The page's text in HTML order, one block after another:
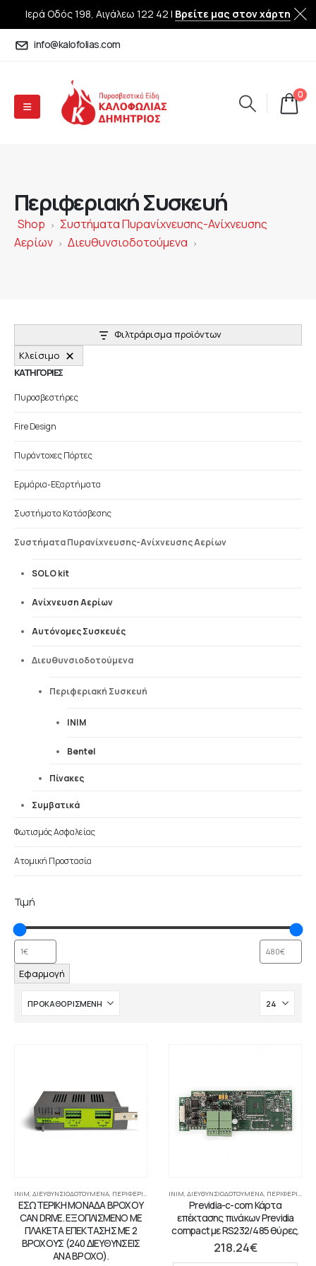
Ιερά Οδός 198, Αιγάλεω 122 42 | Βρείτε μας στον χάρτη
info@kalofolias.com
0
Περιφεριακή Συσκευή
Shop >
Συστήματα Πυρανίχνευσης-Ανίχνευσης
Αερίων > Διευθυνσιοδοτούμενα >
Φιλτράρισμα προϊόντων
Κλείσιμο
ΚΑΤΗΓΟΡΙΕΣ
Πυροσβεστήρες
Fire Design
Πυράντοχες Πόρτες
Ερμάρια-Εξαρτήματα
Συστήματα Κατάσβεσης
Συστήματα Πυρανίχνευσης-Ανίχνευσης Αερίων
SOLO kit
Ανίχνευση Αερίων
Αυτόνομες Συσκευές
Διευθυνσιοδοτούμενα
Περιφεριακή Συσκευή
INIM
Bentel
Πίνακες
Συμβατικά
Φωτισμός Ασφαλείας
Ατομική Προστασία
Τιμή
Εφαρμογή
INIM, ΔΙΕΥΘΥΝΣΙΟΔΟΤΟΎΜΕΝΑ, ΠΕΡΙΦΕΡΙΑΚΉ ΣΥΣΚΕΥΉ ,ΣΥΣΤΉΜΑΤΑ ΠΥΡΑΝΊΧΝΕΥΣΗΣ-
ΕΣΩΤΕΡΙΚΗ ΜΟΝΑΔΑ ΒΡΟΧΟΥ
CAN DRIVE. ΕΞΟΠΛΙΣΜΕΝΟ ΜΕ
ΠΛΑΚΕΤΑ ΕΠΕΚΤΑΣΗΣ ΜΕ 2
ΒΡΟΧΟΥΣ (240 ΔΙΕΥΘΥΝΣΕΙΣ
ΑΝΑ ΒΡΟΧΟ).
INIM, ΔΙΕΥΘΥΝΣΙΟΔΟΤΟΎΜΕΝΑ, ΠΕΡΙΦΕΡΙΑΚΉ ΣΥΣΚΕΥΉ
Previdia-c-com Κάρτα
επέκτασης πινάκων Previdia
compact με RS232/485 θύρες.
218.24€